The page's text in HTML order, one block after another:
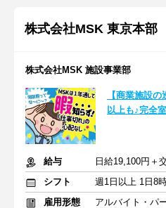
株式会社MSK 東京本部
株式会社MSK 施設事業部
【商業施設
以上も♪完全
給与
日給19,100円＋
シフト
雇用形態
アルバイト・パ